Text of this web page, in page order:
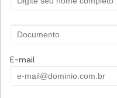
E-mail